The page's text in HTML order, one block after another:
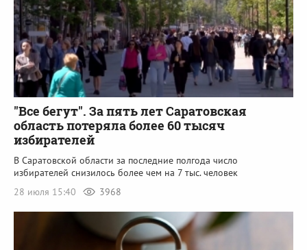
"Все бегут". За пять лет Саратовская
область потеряла более 60 тысяч
избирателей
В Саратовской области за последние полгода число
избирателей снизилось более чем на 7 тыс. человек
28 июля 15:40
3968